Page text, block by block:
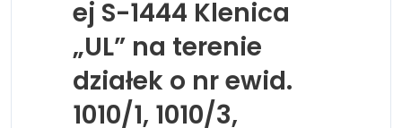
ej S-1444 Klenica
„UL” na terenie
działek o nr ewid.
1010/1, 1010/3,